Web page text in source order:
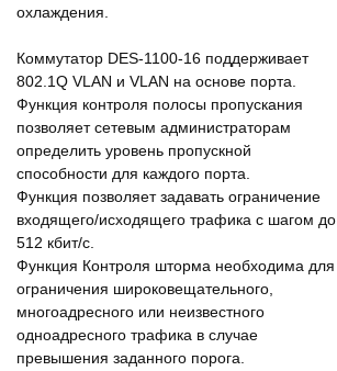
охлаждения.
Коммутатор DES-1100-16 поддерживает
802.1Q VLAN и VLAN на основе порта.
Функция контроля полосы пропускания
позволяет сетевым администраторам
определить уровень пропускной
способности для каждого порта.
Функция позволяет задавать ограничение
входящего/исходящего трафика с шагом до
512 кбит/с.
Функция Контроля шторма необходима для
ограничения широковещательного,
многоадресного или неизвестного
одноадресного трафика в случае
превышения заданного порога.